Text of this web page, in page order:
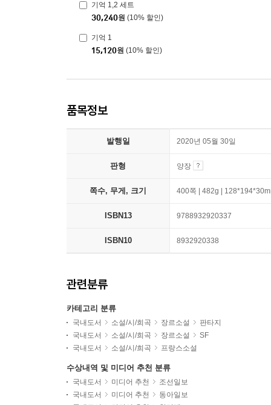
기억 1,2 세트
30,240원 (10% 할인)
기억 1
15,120원 (10% 할인)
품목정보
발행일 2020년 05월 30일
판형 양장
쪽수, 무게, 크기 400쪽 | 482g |
ISBN13 9788932920337
ISBN10 8932920338
관련분류
카테고리 분류
국내도서 소설/시/희곡 장르소설
판타지
국내도서
소설/시/희곡 장르소설
SF
국내도서
소설/시/희곡 프랑스소설
수상내역 및 미디어 추천 분류
국내도서 미디어 추천
조선일보
국내도서
미디어 추천
동아일보